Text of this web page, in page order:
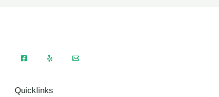
Quicklinks